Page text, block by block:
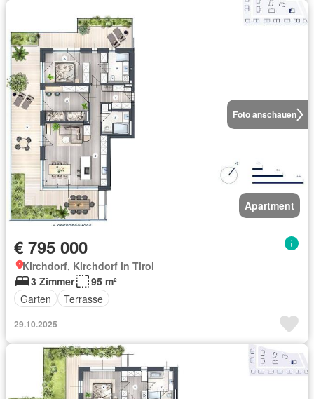
Foto anschauen
Apartment
€ 795 000
Kirchdorf, Kirchdorf in Tirol
3 Zimmer
95 m²
Garten
Terrasse
29.10.2025